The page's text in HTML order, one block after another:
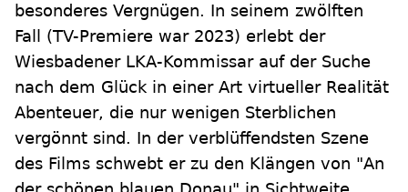
besonderes Vergnügen. In seinem zwölften
Fall (TV-Premiere war 2023) erlebt der
Wiesbadener LKA-Kommissar auf der Suche
nach dem Glück in einer Art virtueller Realität
Abenteuer, die nur wenigen Sterblichen
vergönnt sind. In der verblüffendsten Szene
des Films schwebt er zu den Klängen von "An